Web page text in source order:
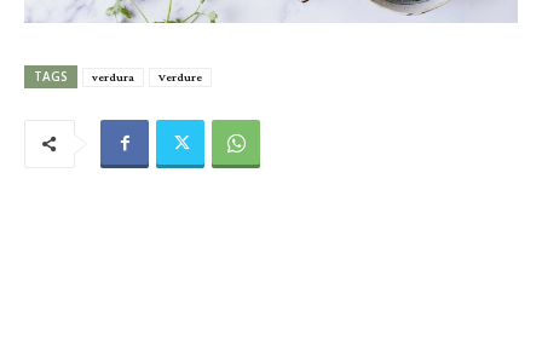
TAGS verdura Verdure